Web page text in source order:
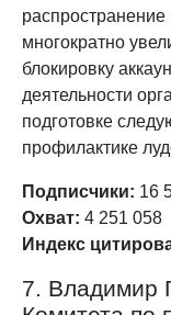
многократно
блокировку
деятельности
подготовке
профилактике
Подписчики: 16
Охват: 4 251 058
Индекс
7. Владимир